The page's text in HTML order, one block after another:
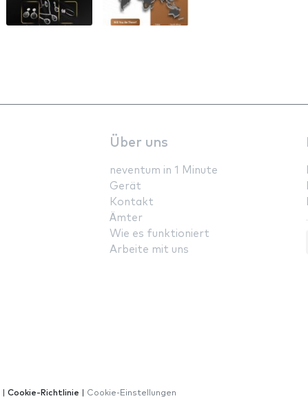
Über uns
neventum in 1 Minute
Gerät
Kontakt
Ämter
Wie es funktioniert
Arbeite mit uns
Cookie-Richtlinie Cookie-Einstellungen